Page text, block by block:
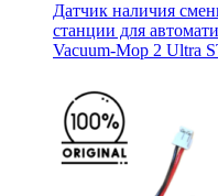
Датчик наличия
станции для
Vacuum-Mop 2 Ultra